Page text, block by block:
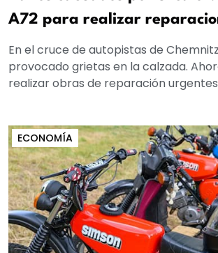
A72 para realizar
En el cruce de autopistas de
provocado grietas en la calzada.
realizar obras de reparación
ECONOMÍA